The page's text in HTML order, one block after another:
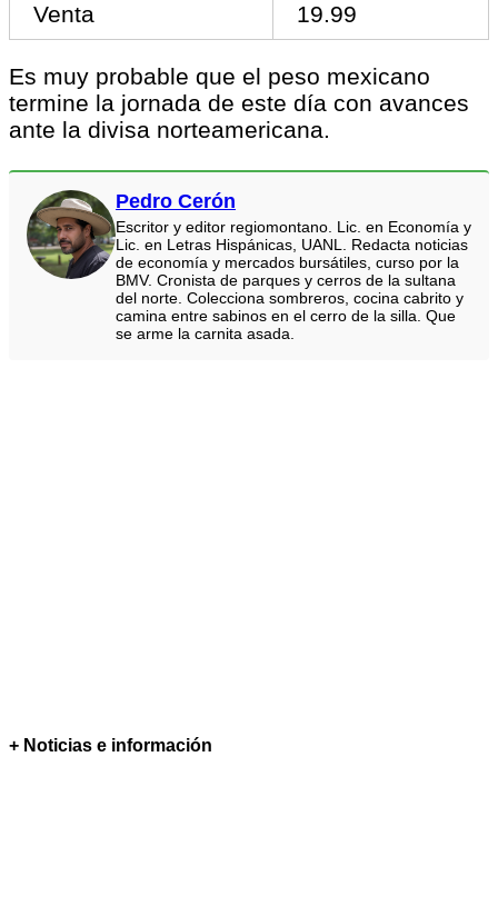
Venta
19.99
Es muy probable que el peso mexicano
termine la jornada de este día con avances
ante la divisa norteamericana.
Pedro Cerón
Escritor y editor regiomontano. Lic. en Economía y
Lic. en Letras Hispánicas, UANL. Redacta noticias
de economía y mercados bursátiles, curso por la
BMV. Cronista de parques y cerros de la sultana
del norte. Colecciona sombreros, cocina cabrito y
camina entre sabinos en el cerro de la silla. Que
se arme la carnita asada.
+ Noticias e información